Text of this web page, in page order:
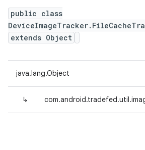
public class
extends Object
java.lang.Object
↳